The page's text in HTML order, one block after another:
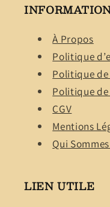
À Propos
Politique
Politique
Politique
CGV
Mentions
Qui
LIEN UTILE